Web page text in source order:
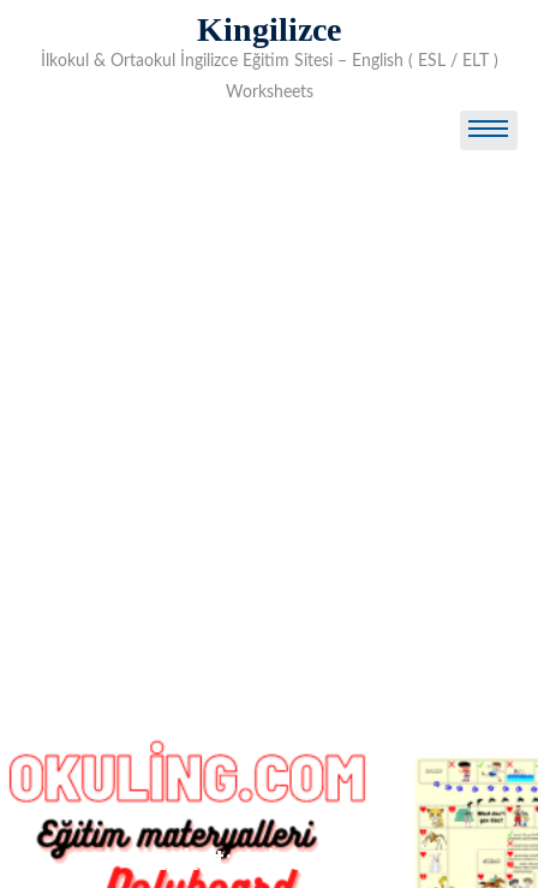
content
Kingilizce
İlkokul & Ortaokul İngilizce Eğitim Sitesi – English ( ESL / ELT )
Worksheets
Etiket:Adventures